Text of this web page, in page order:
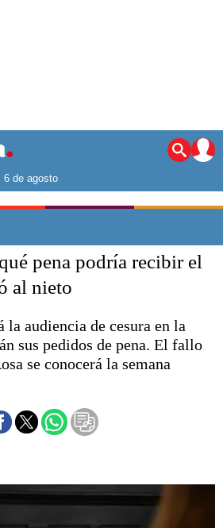
La ciudad
Punta Alta
El mundo
Seguridad
Escenario Olímpico
Liga del Sur
Básquetbol
Federal A
Aplausos
Con el campo
6 de agosto
pena podría recibir el
al nieto
la audiencia de cesura en la
sus pedidos de pena. El fallo
se conocerá la semana